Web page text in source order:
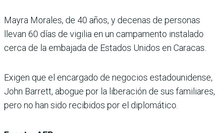
Mayra Morales, de 40 años, y decenas de personas
llevan 60 días de vigilia en un campamento instalado
cerca de la embajada de Estados Unidos en Caracas.
Exigen que el encargado de negocios estadounidense,
John Barrett, abogue por la liberación de sus familiares,
pero no han sido recibidos por el diplomático.